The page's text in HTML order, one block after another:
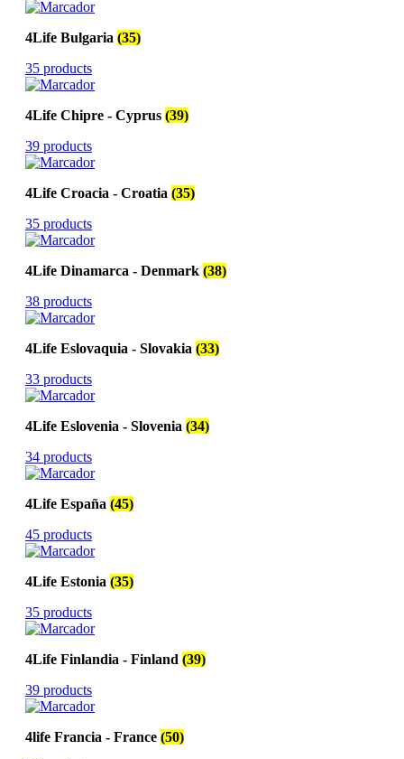
4Life Bulgaria (35)
35 products
4Life Chipre - Cyprus (39)
39 products
4Life Croacia - Croatia (35)
35 products
4Life Dinamarca - Denmark (38)
38 products
4Life Eslovaquia - Slovakia (33)
33 products
4Life Eslovenia - Slovenia (34)
34 products
4Life España (45)
45 products
4Life Estonia (35)
35 products
4Life Finlandia - Finland (39)
39 products
4life Francia - France (50)